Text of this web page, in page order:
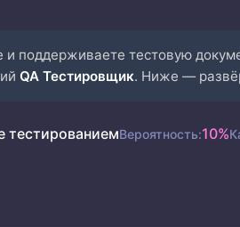
и поддерживаете тестовую
QA Тестировщик. Ниже —
тестированиемВероятность:10%